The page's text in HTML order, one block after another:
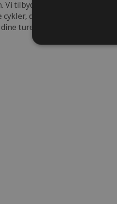
tilbyder også skræddersyet
cykler, der sikrer at din cykel
ture rundt i Sønderborg og